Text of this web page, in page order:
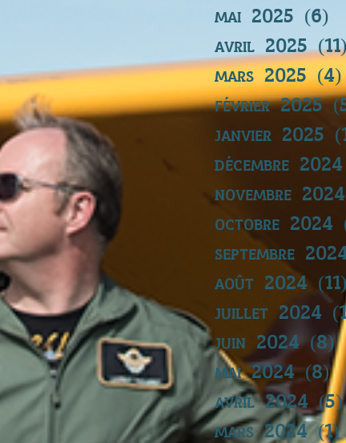
mai 2025 (6)
avril 2025 (11)
mars 2025 (4)
février 2025
janvier 2025
décembre 2024
novembre 2024
octobre 2024
septembre
août 2024 (11)
juillet 2024
juin 2024 (8)
mai 2024 (8)8
avril 2024 (5)
mars 2024 (1)